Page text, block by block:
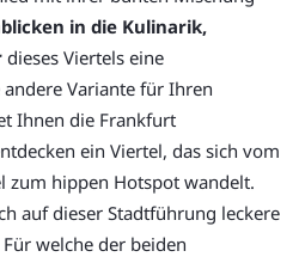
in die Kulinarik,
dieses Viertels eine
andere Variante für Ihren
Ihnen die Frankfurt
ein Viertel, das sich vom
zum hippen Hotspot wandelt.
auf dieser Stadtführung leckere
welche der beiden